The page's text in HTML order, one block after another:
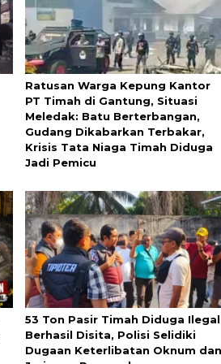
Ratusan Warga Kepung Kantor
PT Timah di Gantung, Situasi
Meledak: Batu Berterbangan,
Gudang Dikabarkan Terbakar,
Krisis Tata Niaga Timah Diduga
Jadi Pemicu
53 Ton Pasir Timah Diduga Ilegal
Berhasil Disita, Polisi Selidiki
Dugaan Keterlibatan Oknum dan